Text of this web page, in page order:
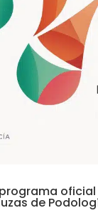
oficial
de